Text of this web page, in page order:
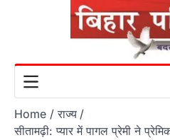
Home
राज्य
सीतामढ़ी: प्यार में पागल प्रेमी ने